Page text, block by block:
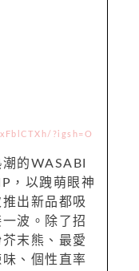
?igsh=O
的WASABI
，以跩萌眼神
出新品都吸
波。除了招
末熊、最愛
、個性直率